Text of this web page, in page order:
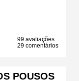
99 avaliações
29 comentários
POUSOS